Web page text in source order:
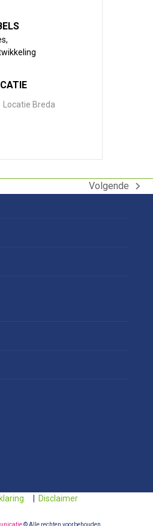
Locatie Breda
next
Volgende
Disclaimer
© Alle rechten voorbehouden.